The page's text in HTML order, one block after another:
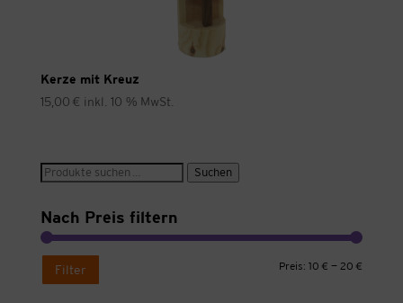
Kerze mit Kreuz
15,00 € inkl. 10 % MwSt.
Suche
Suchen
Nach Preis filtern
Filter Preis:10 € —20 €